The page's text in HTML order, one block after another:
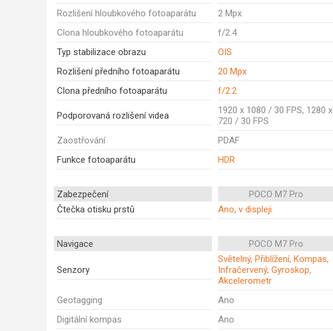
Rozlišení hloubkového fotoaparátu
2 Mpx
Clona hloubkového fotoaparátu
f/2.4
Typ stabilizace obrazu
OIS
Rozlišení předního fotoaparátu
20 Mpx
Clona předního fotoaparátu
f/2.2
Podporovaná rozlišení videa
1920 x 1080 / 30 FPS, 1280 x
720 / 30 FPS
Zaostřování
PDAF
Funkce fotoaparátu
HDR
Zabezpečení POCO M7 Pro
Čtečka otisku prstů
Ano, v displeji
Navigace POCO M7 Pro
Senzory
Světelný, Přiblížení, Kompas,
Infračervený, Gyroskop,
Akcelerometr
Geotagging Ano
Digitální kompas
Ano